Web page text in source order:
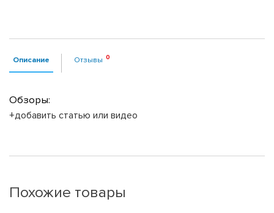
Описание Отзывы
Обзоры:
+добавить статью или видео
Похожие товары